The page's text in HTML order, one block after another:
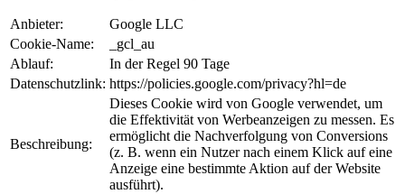
Anbieter:
Google LLC
Cookie-Name:
_gcl_au
Ablauf:
In der Regel 90 Tage
Datenschutzlink: https://policies.google.com/privacy?hl=de
Beschreibung:
Dieses Cookie wird von Google verwendet, um
die Effektivität von Werbeanzeigen zu messen. Es
ermöglicht die Nachverfolgung von Conversions
(z. B. wenn ein Nutzer nach einem Klick auf eine
Anzeige eine bestimmte Aktion auf der Website
ausführt).